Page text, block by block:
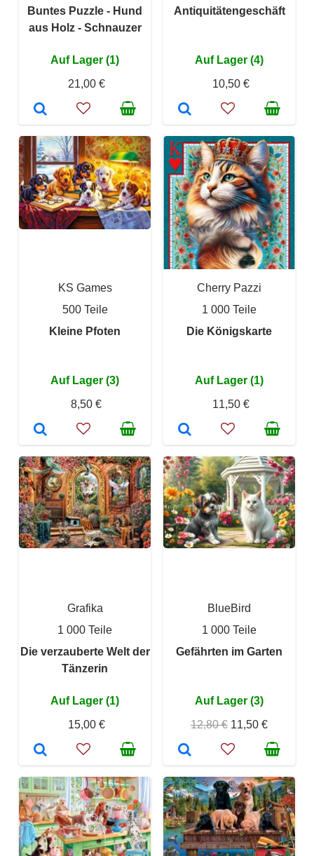
Buntes Puzzle - Hund
aus Holz - Schnauzer
Auf Lager (1)
21,00 €
Antiquitätengeschäft
Auf Lager (4)
10,50 €
KS Games
500 Teile
Kleine Pfoten
Auf Lager (3)
8,50 €
Cherry Pazzi
1 000 Teile
Die Königskarte
Auf Lager (1)
11,50 €
Grafika
1 000 Teile
Die verzauberte Welt der
Tänzerin
Auf Lager (1)
15,00 €
BlueBird
1 000 Teile
Gefährten im Garten
Auf Lager (3)
12,80 € 11,50 €